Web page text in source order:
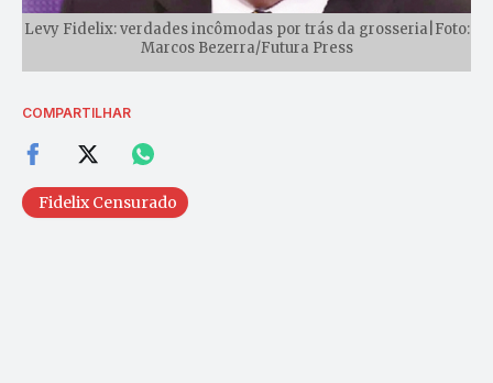
Levy Fidelix: verdades incômodas por trás da grosseria|Foto:
Marcos Bezerra/Futura Press
COMPARTILHAR
Fidelix Censurado